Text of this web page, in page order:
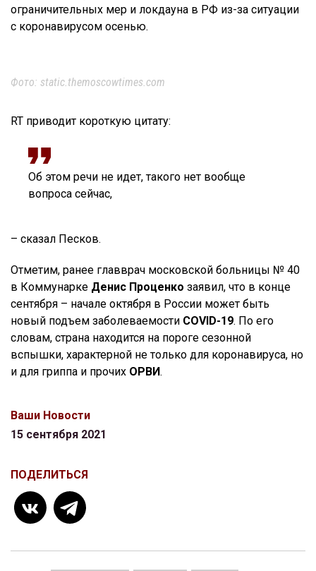
ограничительных мер и локдауна в РФ из-за ситуации
с коронавирусом осенью.
Фото: static.themoscowtimes.com
RT приводит короткую цитату:
Об этом речи не идет, такого нет вообще
вопроса сейчас,
– сказал Песков.
Отметим, ранее главврач московской больницы № 40
в Коммунарке Денис Проценко заявил, что в конце
сентября – начале октября в России может быть
новый подъем заболеваемости COVID-19. По его
словам, страна находится на пороге сезонной
вспышки, характерной не только для коронавируса, но
и для гриппа и прочих ОРВИ.
Ваши Новости
15 сентября 2021
ПОДЕЛИТЬСЯ